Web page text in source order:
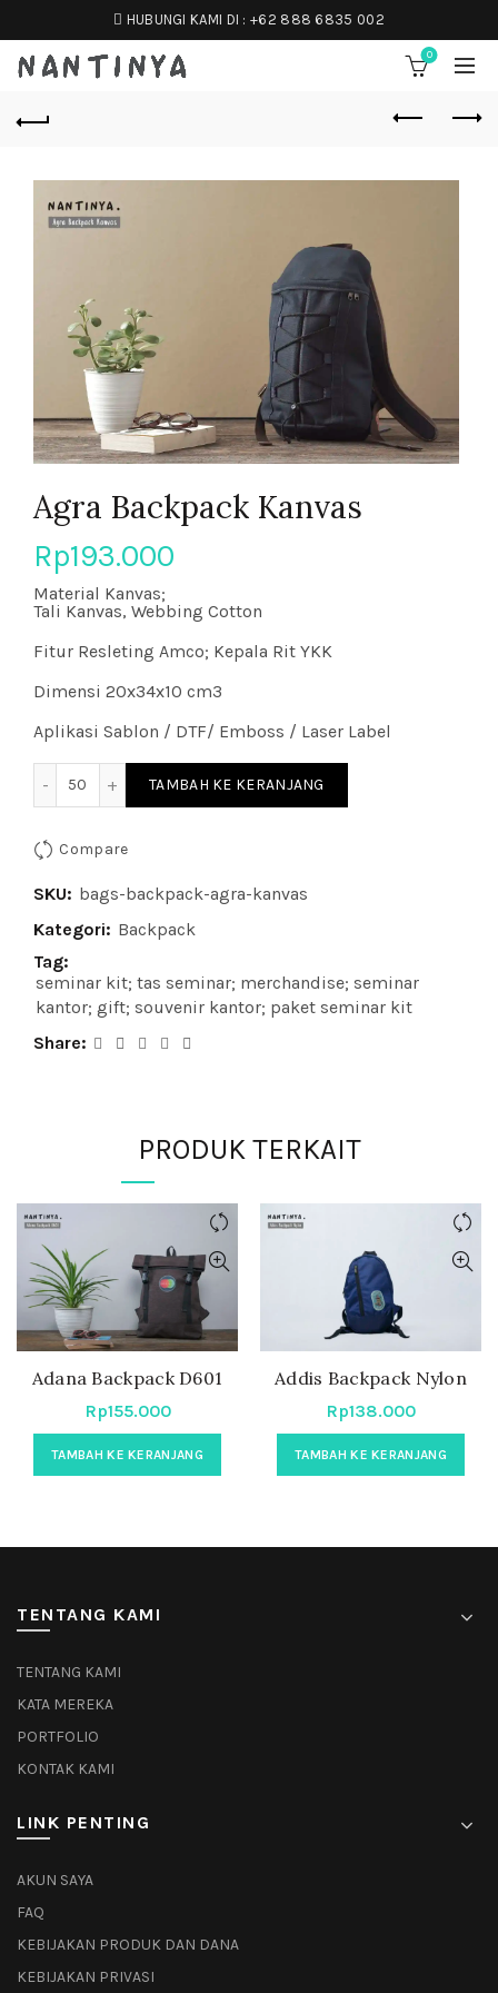
HUBUNGI KAMI DI :+62 888 6835 002
0
Agra Backpack Kanvas
Rp193.000
Material Kanvas;
Tali Kanvas, Webbing Cotton
Fitur Resleting Amco; Kepala Rit YKK
Dimensi 20x34x10 cm3
Aplikasi Sablon / DTF/ Emboss / Laser Label
Kuantitas Agra Backpack Kanvas
TAMBAH KE KERANJANG
Compare
SKU: bags-backpack-agra-kanvas
Kategori: Backpack
Tag:
seminar kit; tas seminar; merchandise; seminar
kantor; gift; souvenir kantor; paket seminar kit
Share
PRODUK TERKAIT
Adana Backpack D601
Rp155.000
TAMBAH KE KERANJANG
Addis Backpack Nylon
Rp138.000
TAMBAH KE KERANJANG
TENTANG KAMI
TENTANG KAMI
KATA MEREKA
PORTFOLIO
KONTAK KAMI
LINK PENTING
AKUN SAYA
FAQ
KEBIJAKAN PRODUK DAN DANA
KEBIJAKAN PRIVASI